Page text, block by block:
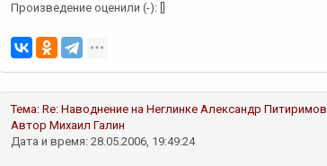
Произведение оценили (-): []
Тема: Re: Наводнение на Неглинке Александр Питиримов
Автор Михаил Галин
Дата и время: 28.05.2006, 19:49:24